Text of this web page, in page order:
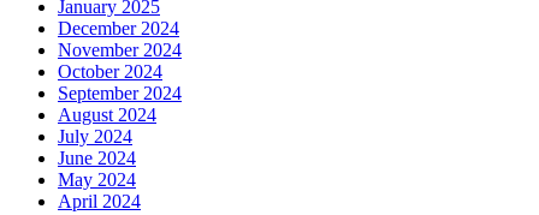
January 2025
December 2024
November 2024
October 2024
September 2024
August 2024
July 2024
June 2024
May 2024
April 2024